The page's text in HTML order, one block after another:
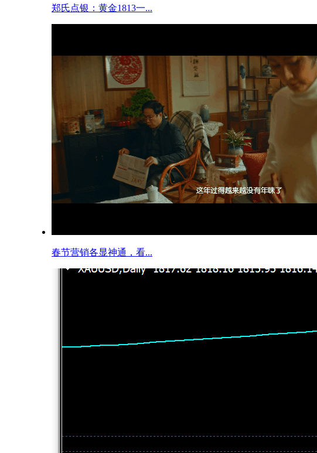
郑氏点银：黄金1813一...
春节营销各显神通，看...